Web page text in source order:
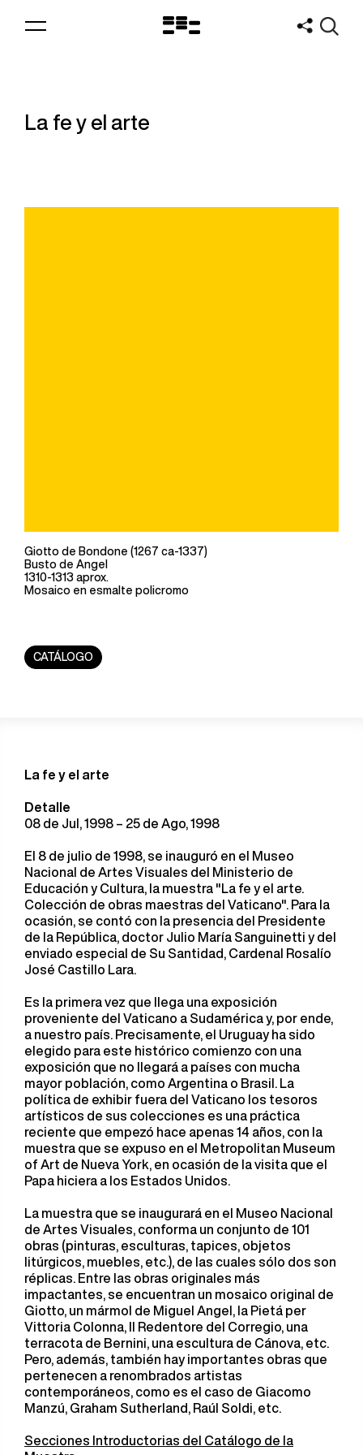
Logo
La fe y el arte
Giotto de Bondone (1267 ca-1337)
Busto de Angel
1310-1313 aprox.
Mosaico en esmalte policromo
CATÁLOGO
La fe y el arte
Detalle
08 de Jul, 1998 – 25 de Ago, 1998
El 8 de julio de 1998, se inauguró en el Museo
Nacional de Artes Visuales del Ministerio de
Educación y Cultura, la muestra "La fe y el arte.
Colección de obras maestras del Vaticano". Para la
ocasión, se contó con la presencia del Presidente
de la República, doctor Julio María Sanguinetti y del
enviado especial de Su Santidad, Cardenal Rosalío
José Castillo Lara.
Es la primera vez que llega una exposición
proveniente del Vaticano a Sudamérica y, por ende,
a nuestro país. Precisamente, el Uruguay ha sido
elegido para este histórico comienzo con una
exposición que no llegará a países con mucha
mayor población, como Argentina o Brasil. La
política de exhibir fuera del Vaticano los tesoros
artísticos de sus colecciones es una práctica
reciente que empezó hace apenas 14 años, con la
muestra que se expuso en el Metropolitan Museum
of Art de Nueva York, en ocasión de la visita que el
Papa hiciera a los Estados Unidos.
La muestra que se inaugurará en el Museo Nacional
de Artes Visuales, conforma un conjunto de 101
obras (pinturas, esculturas, tapices, objetos
litúrgicos, muebles, etc.), de las cuales sólo dos son
réplicas. Entre las obras originales más
impactantes, se encuentran un mosaico original de
Giotto, un mármol de Miguel Angel, la Pietá per
Vittoria Colonna, Il Redentore del Corregio, una
terracota de Bernini, una escultura de Cánova, etc.
Pero, además, también hay importantes obras que
pertenecen a renombrados artistas
contemporáneos, como es el caso de Giacomo
Manzú, Graham Sutherland, Raúl Soldi, etc.
Secciones Introductorias del Catálogo de la